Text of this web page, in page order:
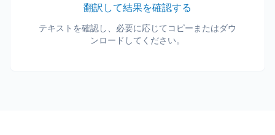
翻訳して結果を確認する
テキストを確認し、必要に応じてコピーまたはダウ
ンロードしてください。